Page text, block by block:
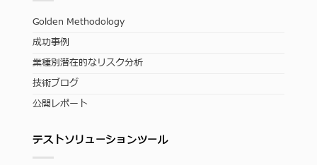
Golden Methodology
成功事例
業種別潜在的なリスク分析
技術ブログ
公開レポート
テストソリューションツール